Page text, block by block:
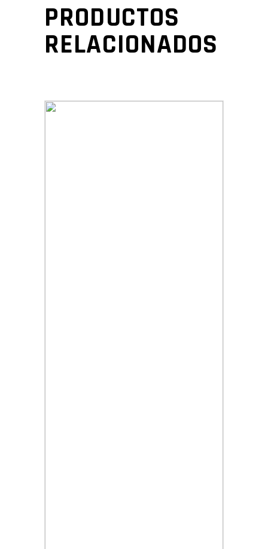
PRODUCTOS
RELACIONADOS